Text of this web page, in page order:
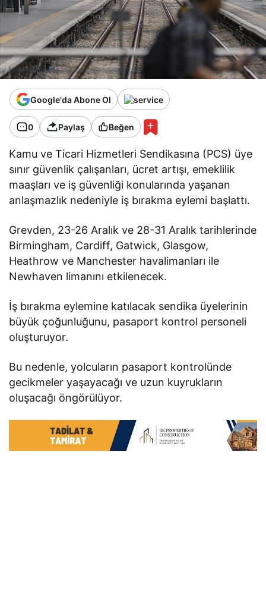
Google'da Abone Ol
0 Paylaş Beğen
Kamu ve Ticari Hizmetleri Sendikasına (PCS) üye
sınır güvenlik çalışanları, ücret artışı, emeklilik
maaşları ve iş güvenliği konularında yaşanan
anlaşmazlık nedeniyle iş bırakma eylemi başlattı.
Grevden, 23-26 Aralık ve 28-31 Aralık tarihlerinde
Birmingham, Cardiff, Gatwick, Glasgow,
Heathrow ve Manchester havalimanları ile
Newhaven limanını etkilenecek.
İş bırakma eylemine katılacak sendika üyelerinin
büyük çoğunluğunu, pasaport kontrol personeli
oluşturuyor.
Bu nedenle, yolcuların pasaport kontrolünde
gecikmeler yaşayacağı ve uzun kuyrukların
oluşacağı öngörülüyor.